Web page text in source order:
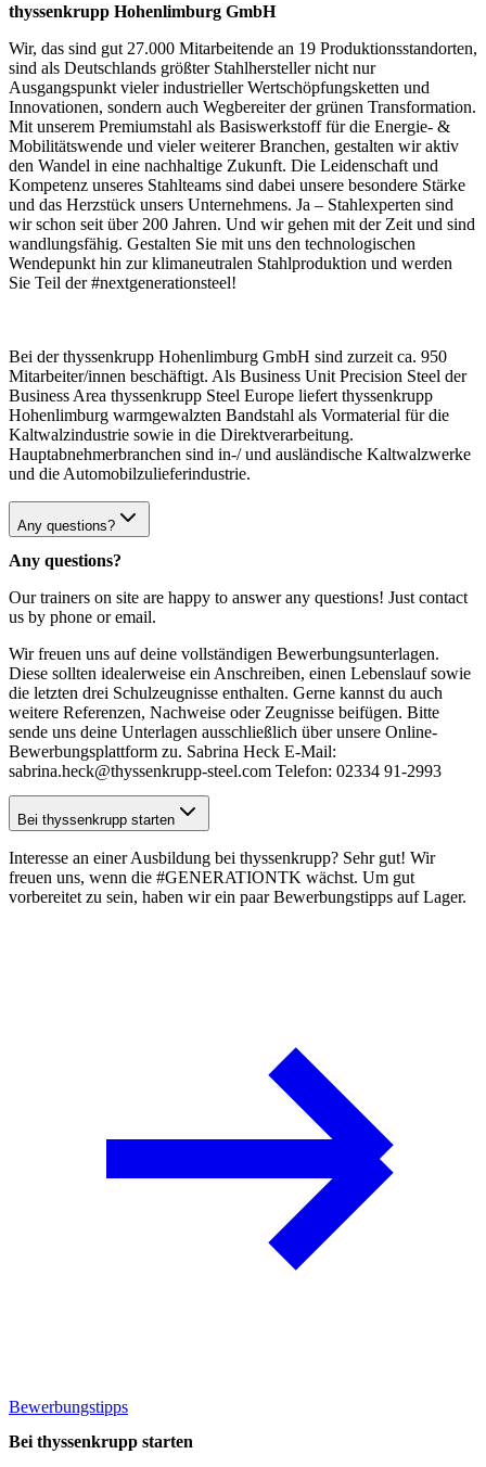
thyssenkrupp Hohenlimburg GmbH
Wir, das sind gut 27.000 Mitarbeitende an 19 Produktionsstandorten,
sind als Deutschlands größter Stahlhersteller nicht nur
Ausgangspunkt vieler industrieller Wertschöpfungsketten und
Innovationen, sondern auch Wegbereiter der grünen Transformation.
Mit unserem Premiumstahl als Basiswerkstoff für die Energie- &
Mobilitätswende und vieler weiterer Branchen, gestalten wir aktiv
den Wandel in eine nachhaltige Zukunft. Die Leidenschaft und
Kompetenz unseres Stahlteams sind dabei unsere besondere Stärke
und das Herzstück unsers Unternehmens. Ja – Stahlexperten sind
wir schon seit über 200 Jahren. Und wir gehen mit der Zeit und sind
wandlungsfähig. Gestalten Sie mit uns den technologischen
Wendepunkt hin zur klimaneutralen Stahlproduktion und werden
Sie Teil der #nextgenerationsteel!
Bei der thyssenkrupp Hohenlimburg GmbH sind zurzeit ca. 950
Mitarbeiter/innen beschäftigt. Als Business Unit Precision Steel der
Business Area thyssenkrupp Steel Europe liefert thyssenkrupp
Hohenlimburg warmgewalzten Bandstahl als Vormaterial für die
Kaltwalzindustrie sowie in die Direktverarbeitung.
Hauptabnehmerbranchen sind in-/ und ausländische Kaltwalzwerke
und die Automobilzulieferindustrie.
Any questions?
Any questions?
Our trainers on site are happy to answer any questions! Just contact
us by phone or email.
Wir freuen uns auf deine vollständigen Bewerbungsunterlagen.
Diese sollten idealerweise ein Anschreiben, einen Lebenslauf sowie
die letzten drei Schulzeugnisse enthalten. Gerne kannst du auch
weitere Referenzen, Nachweise oder Zeugnisse beifügen. Bitte
sende uns deine Unterlagen ausschließlich über unsere Online-
Bewerbungsplattform zu. Sabrina Heck E-Mail:
sabrina.heck@thyssenkrupp-steel.com Telefon: 02334 91-2993
Bei thyssenkrupp starten
Interesse an einer Ausbildung bei thyssenkrupp? Sehr gut! Wir
freuen uns, wenn die #GENERATIONTK wächst. Um gut
vorbereitet zu sein, haben wir ein paar Bewerbungstipps auf Lager.
Bewerbungstipps
Bei thyssenkrupp starten